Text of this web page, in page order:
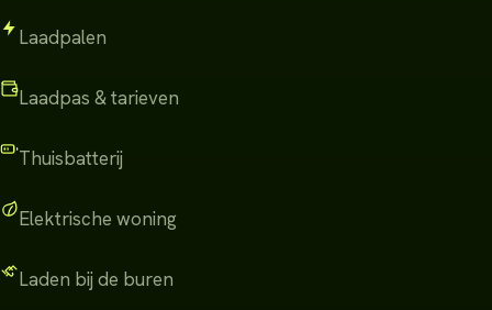
Laadpalen
Laadpas & tarieven
Thuisbatterij
Elektrische woning
Laden bij de buren